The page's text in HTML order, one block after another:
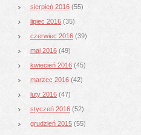
sierpień 2016 (55)
lipiec 2016 (35)
czerwiec 2016 (39)
maj 2016 (49)
kwiecień 2016 (45)
marzec 2016 (42)
luty 2016 (47)
styczeń 2016 (52)
grudzień 2015 (55)